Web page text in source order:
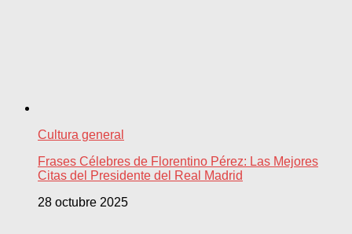
Cultura general
Frases Célebres de Florentino Pérez: Las Mejores
Citas del Presidente del Real Madrid
28 octubre 2025